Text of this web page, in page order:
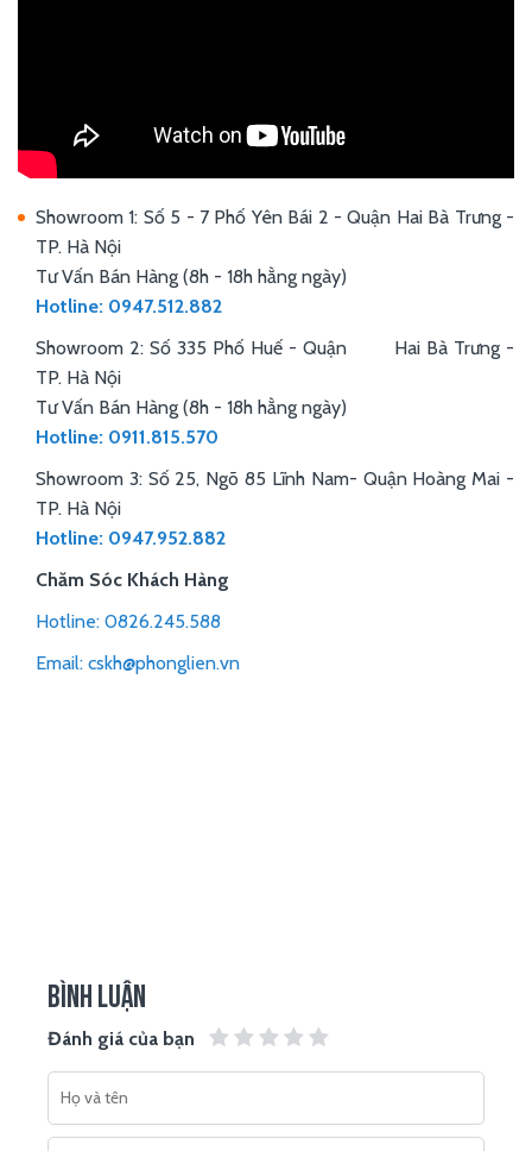
Showroom 1: Số 5 - 7 Phố Yên Bái 2 - Quận Hai Bà Trưng -
TP. Hà Nội
Tư Vấn Bán Hàng (8h - 18h hằng ngày)
Hotline: 0947.512.882
Showroom 2: Số 335 Phố Huế - Quận Hai Bà Trưng -
TP. Hà Nội
Tư Vấn Bán Hàng (8h - 18h hằng ngày)
Hotline: 0911.815.570
Showroom 3: Số 25, Ngõ 85 Lĩnh Nam- Quận Hoàng Mai -
TP. Hà Nội
Hotline: 0947.952.882
Chăm Sóc Khách Hàng
Hotline: 0826.245.588
Email: cskh@phonglien.vn
BÌNH LUẬN
Đánh giá của bạn